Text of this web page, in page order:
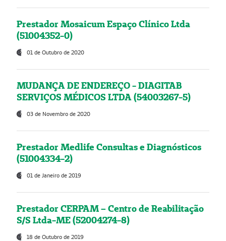
Prestador Mosaicum Espaço Clínico Ltda
(51004352-0)
01 de Outubro de 2020
MUDANÇA DE ENDEREÇO - DIAGITAB
SERVIÇOS MÉDICOS LTDA (54003267-5)
03 de Novembro de 2020
Prestador Medlife Consultas e Diagnósticos
(51004334-2)
01 de Janeiro de 2019
Prestador CERPAM – Centro de Reabilitação
S/S Ltda-ME (52004274-8)
18 de Outubro de 2019